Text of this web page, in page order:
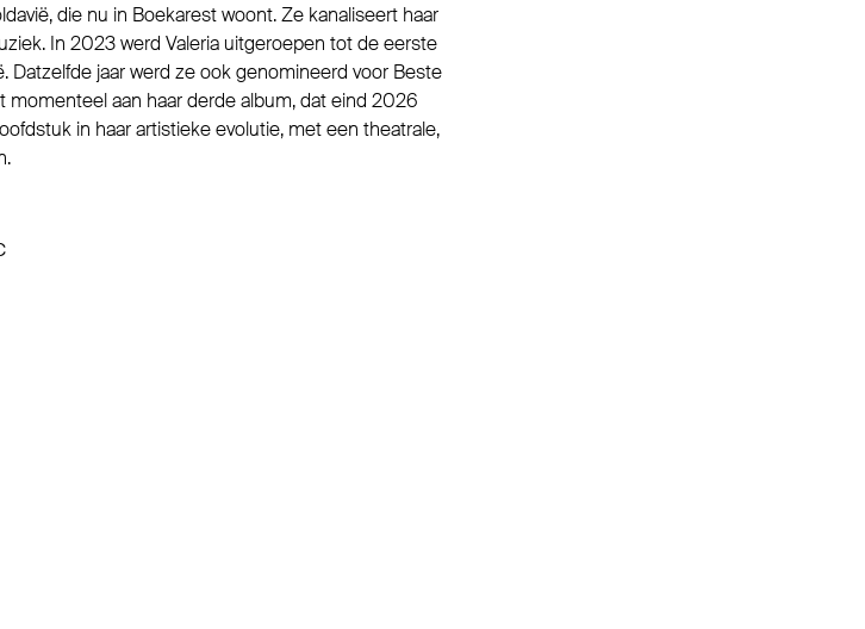
die nu in Boekarest woont. Ze kanaliseert haar
In 2023 werd Valeria uitgeroepen tot de eerste
Datzelfde jaar werd ze ook genomineerd voor Beste
momenteel aan haar derde album, dat eind 2026
in haar artistieke evolutie, met een theatrale,